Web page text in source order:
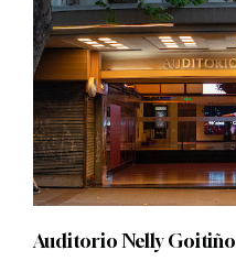
Auditorio Nelly Goitiño